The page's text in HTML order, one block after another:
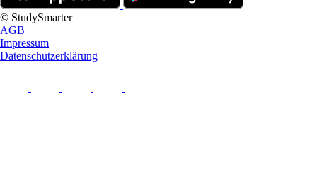
© StudySmarter
AGB
Impressum
Datenschutzerklärung